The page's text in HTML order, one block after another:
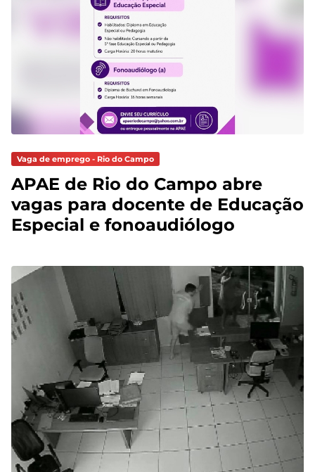
Vaga de emprego - Rio do Campo
APAE de Rio do Campo abre
vagas para docente de Educação
Especial e fonoaudiólogo